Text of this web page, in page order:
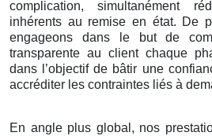
complication, simultanément
inhérents au remise en état. De
engageons dans le but de
transparente au client chaque
dans l’objectif de bâtir une
accréditer les contraintes liés à
En angle plus global, nos